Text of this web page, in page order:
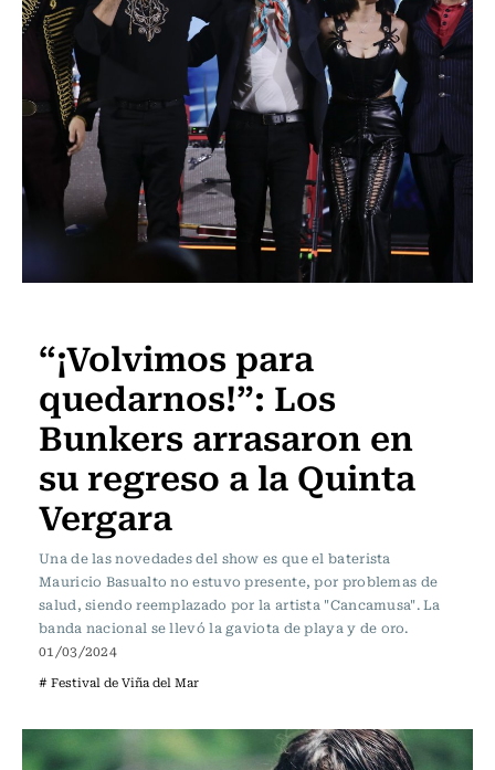
“¡Volvimos para
quedarnos!”: Los
Bunkers arrasaron en
su regreso a la Quinta
Vergara
Una de las novedades del show es que el baterista
Mauricio Basualto no estuvo presente, por problemas de
salud, siendo reemplazado por la artista "Cancamusa". La
banda nacional se llevó la gaviota de playa y de oro.
01/03/2024
# Festival de Viña del Mar